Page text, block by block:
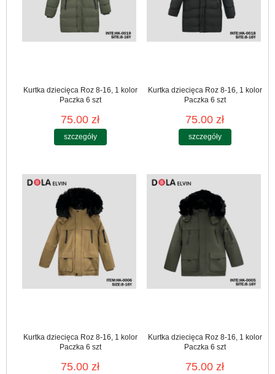
Kurtka dziecięca Roz 8-16, 1 kolor
Paczka 6 szt
75.00 zł
szczegóły
Kurtka dziecięca Roz 8-16, 1 kolor
Paczka 6 szt
75.00 zł
szczegóły
Kurtka dziecięca Roz 8-16, 1 kolor
Paczka 6 szt
75.00 zł
Kurtka dziecięca Roz 8-16, 1 kolor
Paczka 6 szt
75.00 zł